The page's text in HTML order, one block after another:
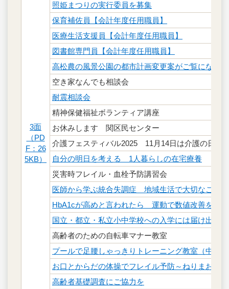
3面
（PD
F：26
5KB）
照姫まつりの実行委員を募集
保育補佐員【会計年度任用職員】
医療生活支援員【会計年度任用職員】
図書館専門員【会計年度任用職員】
高松農の風景公園の都市計画変更案がご覧になれ
空き家なんでも相談会
耐震相談会
精神保健福祉ボランティア講座
お休みします 関区民センター
介護フェスティバル2025 11月14日は介護の日
自分の明日を考える 1人暮らしの在宅療養
災害時フレイル・血栓予防講習会
医師から学ぶ統合失調症 地域生活で大切なこと
HbA1cが高めと言われたら 運動で数値改善を目
国立・都立・私立小中学校への入学には届け出を
高齢者のための自転車マナー教室
プールで足腰しゃっきりトレーニング教室（中級）
お口とからだの体操でフレイル予防～ねりまお口
高齢者基礎調査にご協力を